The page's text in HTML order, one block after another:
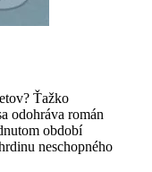
Ťažko
odohráva román
období
neschopného